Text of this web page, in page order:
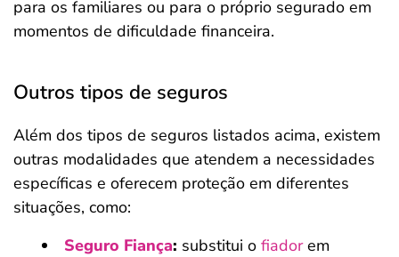
para os familiares ou para o próprio segurado em
momentos de dificuldade financeira.
Outros tipos de seguros
Além dos tipos de seguros listados acima, existem
outras modalidades que atendem a necessidades
específicas e oferecem proteção em diferentes
situações, como:
Seguro Fiança: substitui o fiadorem